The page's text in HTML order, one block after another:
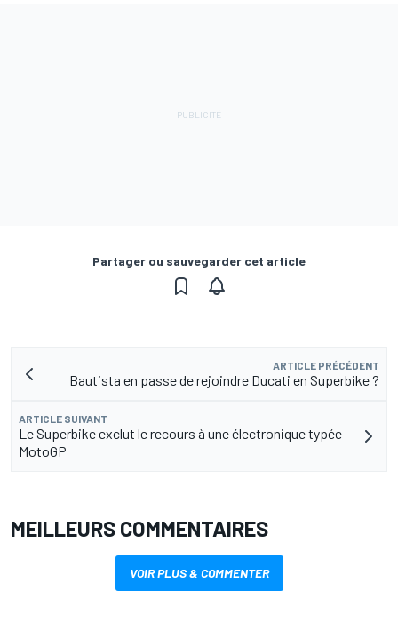
Partager ou sauvegarder cet article
ARTICLE PRÉCÉDENT
Bautista en passe de rejoindre Ducati en Superbike ?
ARTICLE SUIVANT
Le Superbike exclut le recours à une électronique typée
MotoGP
MEILLEURS COMMENTAIRES
VOIR PLUS & COMMENTER